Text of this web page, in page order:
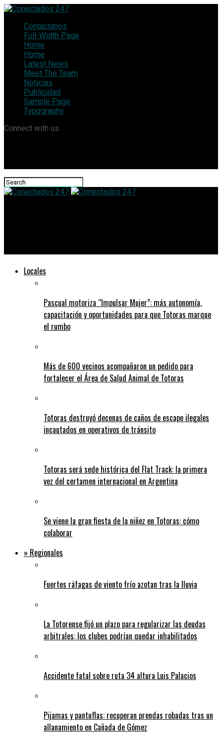
Contactanos
Full-Width Page
Home
Home
Latest News
Meet The Team
Noticias
Publicidad
Sample Page
Typography
Connect with us
Locales
Pascual motoriza “Impulsar Mujer”: más autonomía,
capacitación y oportunidades para que Totoras marque
el rumbo
Más de 600 vecinos acompañaron un pedido para
fortalecer el Área de Salud Animal de Totoras
Totoras destruyó decenas de caños de escape ilegales
incautados en operativos de tránsito
Totoras será sede histórica del Flat Track: la primera
vez del certamen internacional en Argentina
Se viene la gran fiesta de la niñez en Totoras: cómo
colaborar
» Regionales
Fuertes ráfagas de viento frío azotan tras la lluvia
La Totorense fijó un plazo para regularizar las deudas
arbitrales: los clubes podrían quedar inhabilitados
Accidente fatal sobre ruta 34 altura Luis Palacios
Pijamas y pantuflas: recuperan prendas robadas tras un
allanamiento en Cañada de Gómez